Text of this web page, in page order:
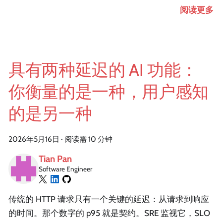
阅读更多
具有两种延迟的 AI 功能：
你衡量的是一种，用户感知
的是另一种
2026年5月16日 · 阅读需 10 分钟
Tian Pan
Software Engineer
传统的 HTTP 请求只有一个关键的延迟：从请求到响应
的时间。那个数字的 p95 就是契约。SRE 监视它，SLO